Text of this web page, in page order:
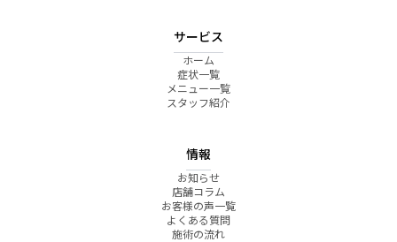
サービス
ホーム
症状一覧
メニュー一覧
スタッフ紹介
情報
お知らせ
店舗コラム
お客様の声一覧
よくある質問
施術の流れ